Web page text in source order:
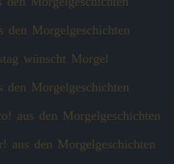
den Morgelgeschichten
wünscht Morgel
Morgelgeschichten
aus den Morgelgeschichten
aus den Morgelgeschichten